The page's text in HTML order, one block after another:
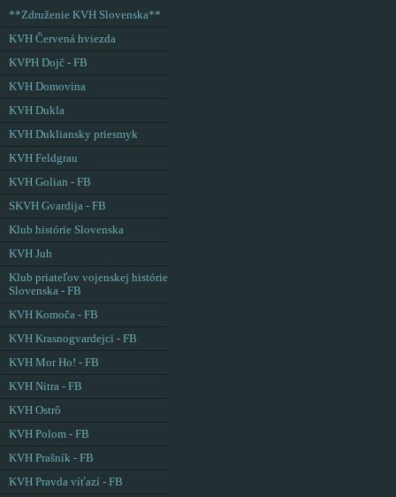
**Združenie KVH Slovenska**
KVH Červená hviezda
KVPH Dojč - FB
KVH Domovina
KVH Dukla
KVH Dukliansky priesmyk
KVH Feldgrau
KVH Golian - FB
SKVH Gvardija - FB
Klub histórie Slovenska
KVH Juh
Klub priateľov vojenskej histórie
Slovenska - FB
KVH Komoča - FB
KVH Krasnogvardejci - FB
KVH Mor Ho! - FB
KVH Nitra - FB
KVH Ostrô
KVH Polom - FB
KVH Prašník - FB
KVH Pravda víťazí - FB